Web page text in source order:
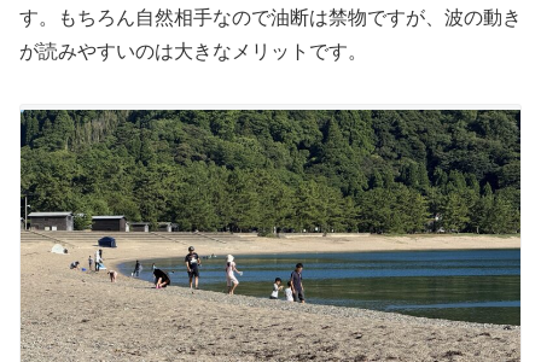
す。もちろん自然相手なので油断は禁物ですが、波の動き
が読みやすいのは大きなメリットです。